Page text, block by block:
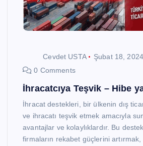
Cevdet USTA
Şubat 18, 2024
0 Comments
İhracatcıya Teşvik – Hibe
İhracat destekleri, bir ülkenin dış
ve ihracatı teşvik etmek amacıyla
avantajlar ve kolaylıklardır. Bu
firmaların rekabet güçlerini artırmak,